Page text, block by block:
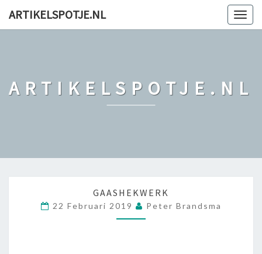
ARTIKELSPOTJE.NL
ARTIKELSPOTJE.NL
G
A
GAASHEKWERK
22 Februari 2019 Peter Brandsma